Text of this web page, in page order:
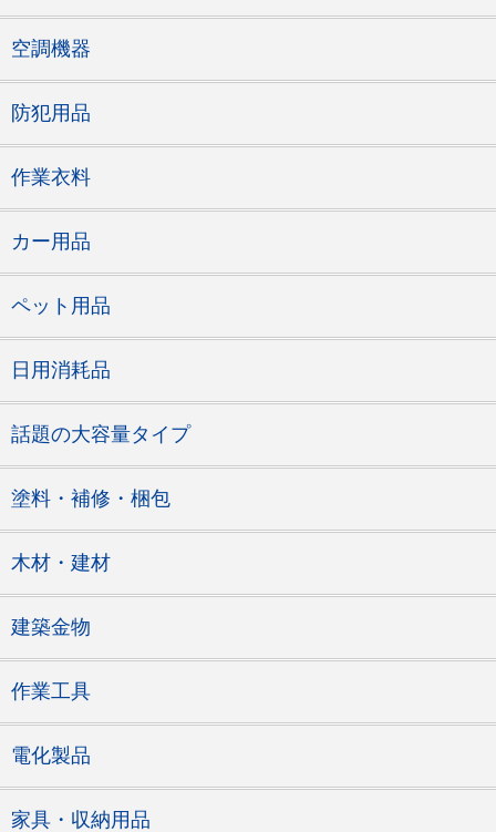
空調機器
防犯用品
作業衣料
カー用品
ペット用品
日用消耗品
話題の大容量タイプ
塗料・補修・梱包
木材・建材
建築金物
作業工具
電化製品
家具・収納用品